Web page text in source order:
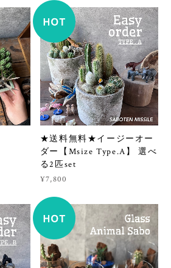
★送料無料★イージーオー
ダー【Msize Type.A】 選べ
る2匹set
¥7,800